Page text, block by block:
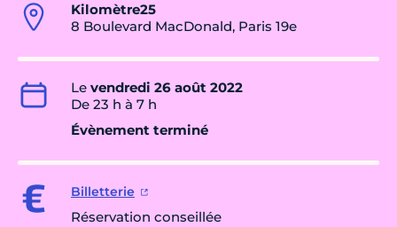
Kilomètre25
8 Boulevard MacDonald, Paris 19e
Le vendredi 26 août 2022
De 23 h à 7 h
Évènement terminé
Billetterie
Réservation conseillée